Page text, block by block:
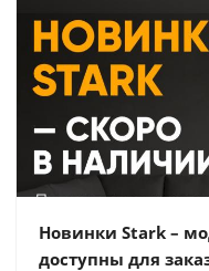
Новинки Stark –
доступны для